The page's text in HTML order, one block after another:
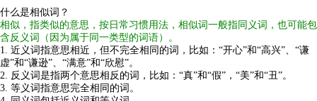
什么是相似词？
相似，指类似的意思，按日常习惯用法，相似词一般指同义词，也可能包
含反义词（因为属于同一类型的词语）。
1. 近义词指意思相近，但不完全相同的词，比如：“开心”和“高兴”、“谦
虚”和“谦逊”、“满意”和“欣慰”。
2. 反义词是指两个意思相反的词，比如：“真”和“假”，“美”和“丑”。
3. 等义词指意思完全相同的词。